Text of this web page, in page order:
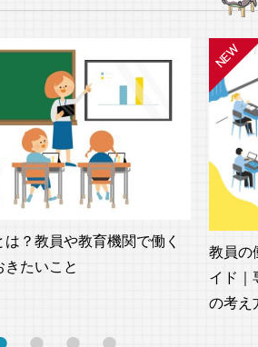
は？教員や教育機関で働く
きたいこと
教員の
イド｜
の考え